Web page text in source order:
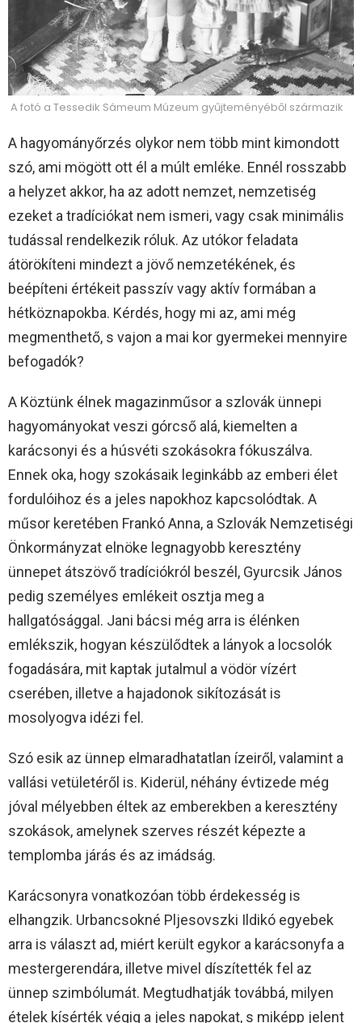
A fotó a Tessedik Sámeum Múzeum gyűjteményéből származik
A hagyományőrzés olykor nem több mint kimondott
szó, ami mögött ott él a múlt emléke. Ennél rosszabb
a helyzet akkor, ha az adott nemzet, nemzetiség
ezeket a tradíciókat nem ismeri, vagy csak minimális
tudással rendelkezik róluk. Az utókor feladata
átörökíteni mindezt a jövő nemzetékének, és
beépíteni értékeit passzív vagy aktív formában a
hétköznapokba. Kérdés, hogy mi az, ami még
megmenthető, s vajon a mai kor gyermekei mennyire
befogadók?
A Köztünk élnek magazinműsor a szlovák ünnepi
hagyományokat veszi górcső alá, kiemelten a
karácsonyi és a húsvéti szokásokra fókuszálva.
Ennek oka, hogy szokásaik leginkább az emberi élet
fordulóihoz és a jeles napokhoz kapcsolódtak. A
műsor keretében Frankó Anna, a Szlovák Nemzetiségi
Önkormányzat elnöke legnagyobb keresztény
ünnepet átszövő tradíciókról beszél, Gyurcsik János
pedig személyes emlékeit osztja meg a
hallgatósággal. Jani bácsi még arra is élénken
emlékszik, hogyan készülődtek a lányok a locsolók
fogadására, mit kaptak jutalmul a vödör vízért
cserében, illetve a hajadonok sikítozását is
mosolyogva idézi fel.
Szó esik az ünnep elmaradhatatlan ízeiről, valamint a
vallási vetületéről is. Kiderül, néhány évtizede még
jóval mélyebben éltek az emberekben a keresztény
szokások, amelynek szerves részét képezte a
templomba járás és az imádság.
Karácsonyra vonatkozóan több érdekesség is
elhangzik. Urbancsokné Pljesovszki Ildikó egyebek
arra is választ ad, miért került egykor a karácsonyfa a
mestergerendára, illetve mivel díszítették fel az
ünnep szimbólumát. Megtudhatják továbbá, milyen
ételek kísérték végig a jeles napokat, s miképp jelent